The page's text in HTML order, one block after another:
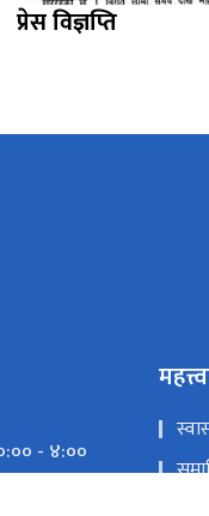
प्रेस विज्ञप्ति
- ४:००
- ३:००